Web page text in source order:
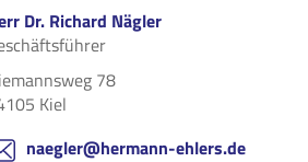
Dr. Richard Nägler
78
Kiel
naegler@hermann-ehlers.de